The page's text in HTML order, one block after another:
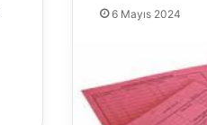
6 Mayıs 2024